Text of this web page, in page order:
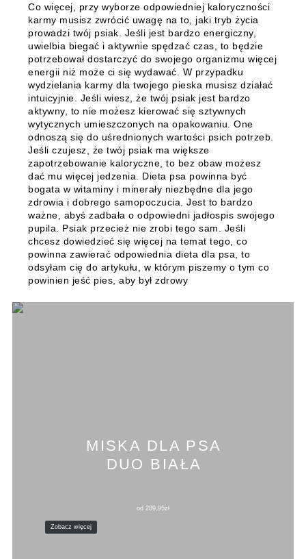
Co więcej, przy wyborze odpowiedniej kaloryczności
karmy musisz zwrócić uwagę na to, jaki tryb życia
prowadzi twój psiak. Jeśli jest bardzo energiczny,
uwielbia biegać i aktywnie spędzać czas, to będzie
potrzebował dostarczyć do swojego organizmu więcej
energii niż może ci się wydawać. W przypadku
wydzielania karmy dla twojego pieska musisz działać
intuicyjnie. Jeśli wiesz, że twój psiak jest bardzo
aktywny, to nie możesz kierować się sztywnych
wytycznych umieszczonych na opakowaniu. One
odnoszą się do uśrednionych wartości psich potrzeb.
Jeśli czujesz, że twój psiak ma większe
zapotrzebowanie kaloryczne, to bez obaw możesz
dać mu więcej jedzenia. Dieta psa powinna być
bogata w witaminy i minerały niezbędne dla jego
zdrowia i dobrego samopoczucia. Jest to bardzo
ważne, abyś zadbała o odpowiedni jadłospis swojego
pupila. Psiak przecież nie zrobi tego sam. Jeśli
chcesz dowiedzieć się więcej na temat tego, co
powinna zawierać odpowiednia dieta dla psa, to
odsyłam cię do artykułu, w którym piszemy o tym co
powinien jeść pies, aby był zdrowy
MISKA DLA PSA
DUO BIAŁA
od 289,95zł
Zobacz więcej